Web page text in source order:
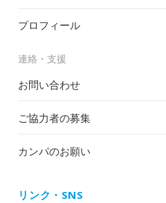
プロフィール
連絡・支援
お問い合わせ
ご協力者の募集
カンパのお願い
リンク・SNS